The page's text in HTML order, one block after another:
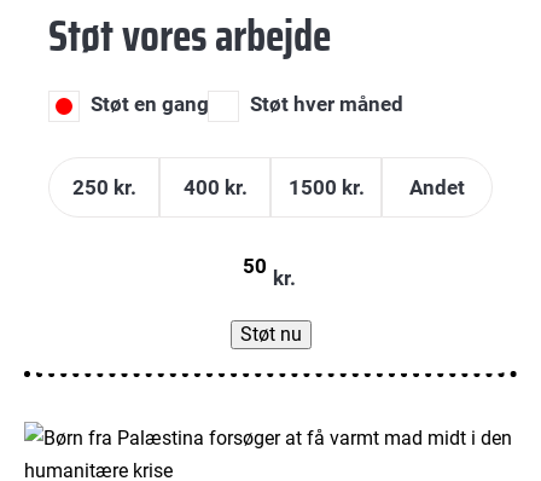
Støt vores arbejde
Støt en gang Støt hver måned
250 kr. 400 kr. 1500 kr. Andet